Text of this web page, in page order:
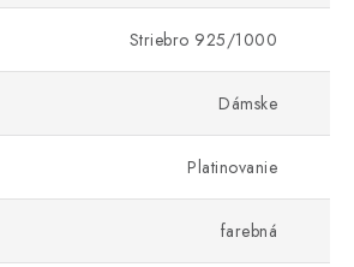
Striebro 925/1000
Dámske
Platinovanie
farebná